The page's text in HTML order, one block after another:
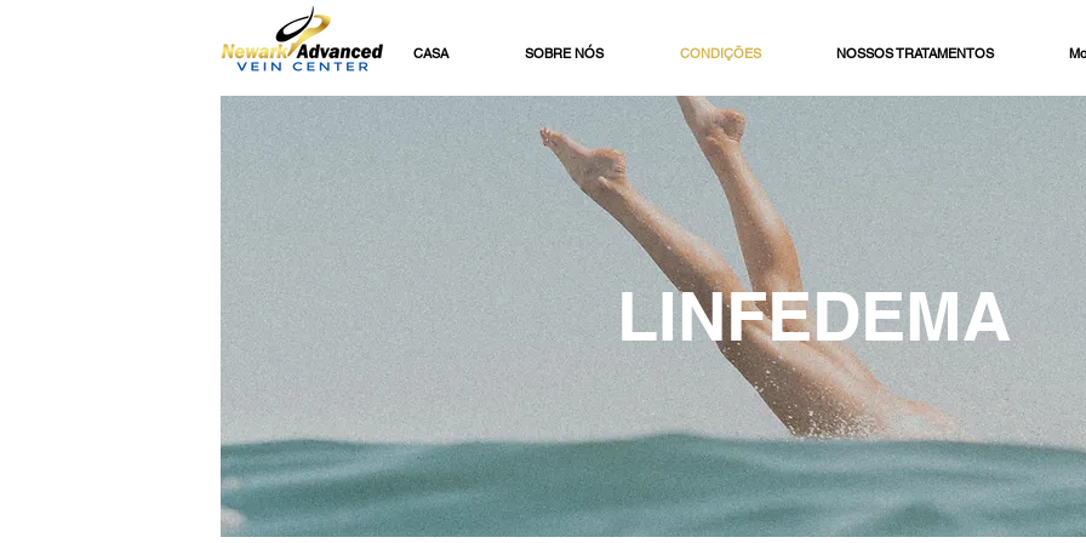
CASA SOBRE NÓS CONDIÇÕES NOSSOS TRATAMENTOS
LINFEDEMA